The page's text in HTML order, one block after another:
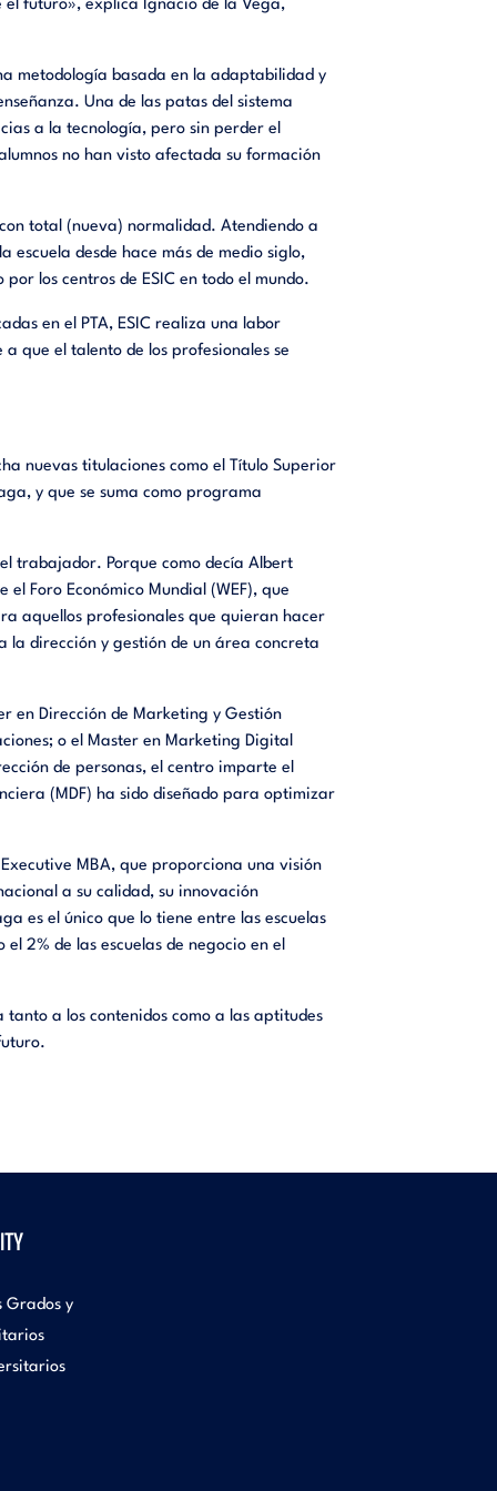
el futuro», explica Ignacio de la Vega,
metodología basada en la adaptabilidad y
Una de las patas del sistema
a la tecnología, pero sin perder el
no han visto afectada su formación
total (nueva) normalidad. Atendiendo a
desde hace más de medio siglo,
los centros de ESIC en todo el mundo.
en el PTA, ESIC realiza una labor
que el talento de los profesionales se
nuevas titulaciones como el Título Superior
y que se suma como programa
trabajador. Porque como decía Albert
Foro Económico Mundial (WEF), que
aquellos profesionales que quieran hacer
la dirección y gestión de un área concreta
en Dirección de Marketing y Gestión
o el Master en Marketing Digital
de personas, el centro imparte el
(MDF) ha sido diseñado para optimizar
MBA, que proporciona una visión
a su calidad, su innovación
es el único que lo tiene entre las escuelas
2% de las escuelas de negocio en el
a los contenidos como a las aptitudes
Grados y